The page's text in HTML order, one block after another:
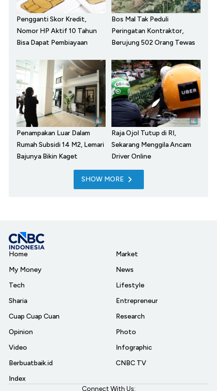
Pengganti Skor Kredit,
Nomor HP Aktif 10 Tahun
Bisa Dapat Pembiayaan
Bos Mal Tak Peduli
Peringatan Kontraktor,
Berujung 502 Orang Tewas
Penampakan Luar Dalam
Rumah Subsidi 14 M2, Lemari
Bajunya Bikin Kaget
Raja Ojol Tutup di RI,
Sekarang Menggila Ancam
Driver Online
SHOW MORE
Home
My Money
Tech
Sharia
Cuap Cuap Cuan
Opinion
Video
Berbuatbaik.id
Index
Market
News
Lifestyle
Entrepreneur
Research
Photo
Infographic
CNBC TV
Connect With Us: